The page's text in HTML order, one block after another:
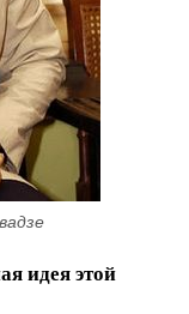
идея этой